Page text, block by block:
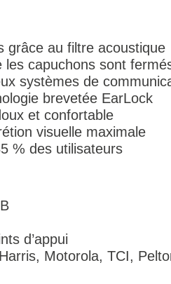
grâce au filtre acoustique
les capuchons sont
systèmes de
brevetée EarLock
et confortable
visuelle maximale
% des utilisateurs
d’appui
Motorola, TCI,